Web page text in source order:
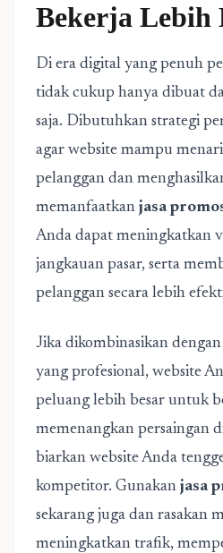
Bekerja Lebih
Di era digital yang penuh
tidak cukup hanya dibuat
saja. Dibutuhkan strategi
agar website mampu
pelanggan dan
memanfaatkan jasa
Anda dapat meningkatkan
jangkauan pasar, serta
pelanggan secara lebih
Jika dikombinasikan
yang profesional, website
peluang lebih besar untuk
memenangkan persaingan
biarkan website Anda
kompetitor. Gunakan jasa
sekarang juga dan rasakan
meningkatkan trafik,